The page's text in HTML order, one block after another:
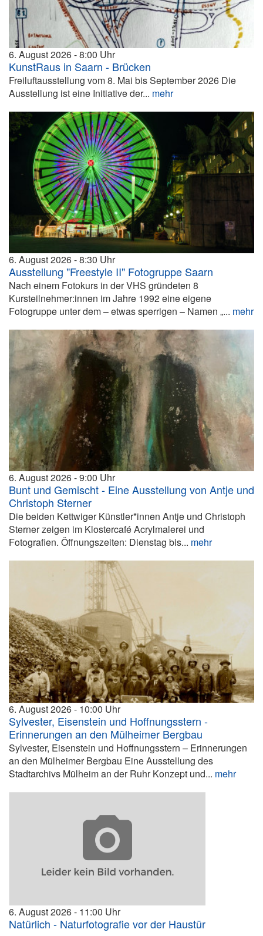
6. August 2026 8:00
KunstRaus in Saarn - Brücken
Freiluftausstellung vom 8. Mai bis September 2026 Die
Ausstellung ist eine Initiative der... mehr
6. August 2026 8:30
Ausstellung "Freestyle II" Fotogruppe Saarn
Nach einem Fotokurs in der VHS gründeten 8
Kursteilnehmer:innen im Jahre 1992 eine eigene
Fotogruppe unter dem – etwas sperrigen – Namen „... mehr
6. August 2026 9:00
Bunt und Gemischt - Eine Ausstellung von Antje und
Christoph Sterner
Die beiden Kettwiger Künstler*innen Antje und Christoph
Sterner zeigen im Klostercafé Acrylmalerei und
Fotografien. Öffnungszeiten: Dienstag bis... mehr
6. August 2026 10:00
Sylvester, Eisenstein und Hoffnungsstern -
Erinnerungen an den Mülheimer Bergbau
Sylvester, Eisenstein und Hoffnungsstern – Erinnerungen
an den Mülheimer Bergbau Eine Ausstellung des
Stadtarchivs Mülheim an der Ruhr Konzept und... mehr
6. August 2026 11:00
Natürlich - Naturfotografie vor der Haustür